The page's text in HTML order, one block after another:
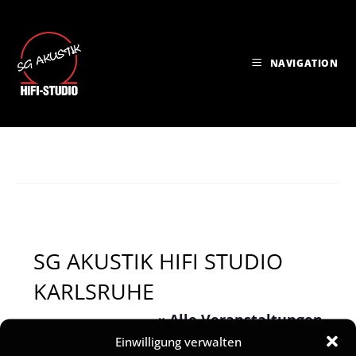
Einwilligung verwalten
NAVIGATION
SG AKUSTIK HIFI STUDIO
KARLSRUHE
« Alle Veranstaltungen